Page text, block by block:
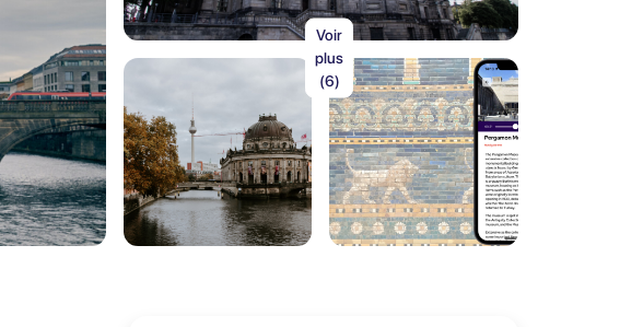
Voir
plus
(6)